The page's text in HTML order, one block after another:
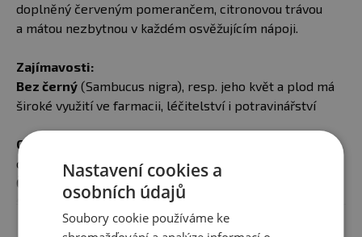
doplněný červeným pomerančem, citronovou trávou
a mátou nezbytnou v každém osvěžujícím nápoji.
Zajímavosti:
Bez černý (Sambucus nigra), resp. jeho květ a plod má
široké využití ve farmacii, léčitelství i potravinářství
Citronová tráva
obsaženým silicím výraznou citronovou vůni.
Červený pomeranč
(Citrus aurantium dulcis) dodává
tomuto čaji svěží citrusovou chuť, výborně tedy chutná
i vychlazený
Zobrazit celý popis
Nastavení cookies a
osobních údajů
Soubory cookie používáme ke